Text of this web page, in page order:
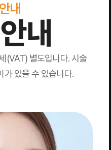
내
내
(VAT) 별도입니다. 시술
가 있을 수 있습니다.